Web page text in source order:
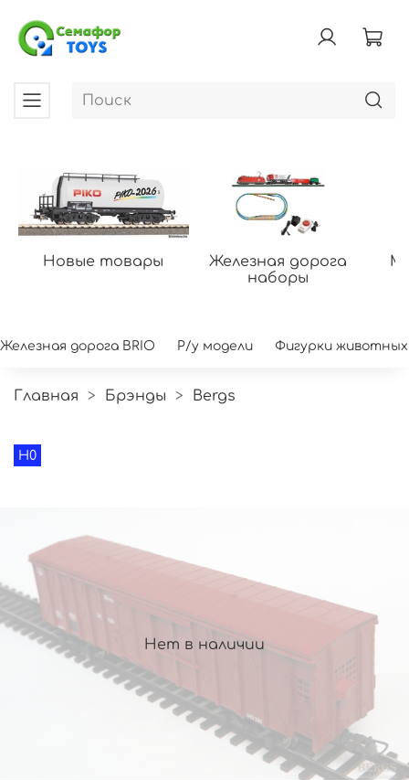
Новые товары
Железная дорога
наборы
Железная дорога BRIO Р/у модели Фигурки животных
Главная Брэнды Bergs
Нет в наличии
H0